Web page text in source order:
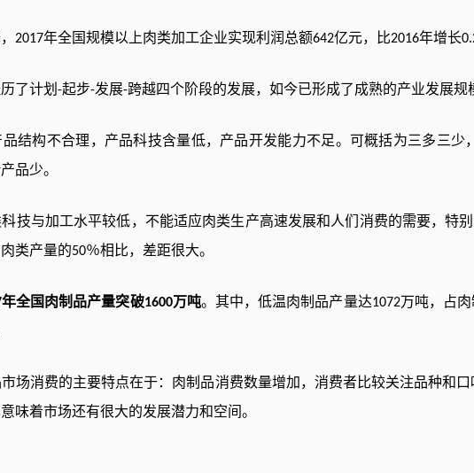
2017年全国规模以上肉类加工企业实现利润总额642亿元，比2016年增长
了计划-起步-发展-跨越四个阶段的发展，如今已形成了成熟的产业发展规
结构不合理，产品科技含量低，产品开发能力不足。可概括为三多三
品少。
技与加工水平较低，不能适应肉类生产高速发展和人们消费的需要，特
类产量的50％相比，差距很大。
年全国肉制品产量突破1600万吨。其中，低温肉制品产量达1072万吨，占
场消费的主要特点在于：肉制品消费数量增加，消费者比较关注品种和
味着市场还有很大的发展潜力和空间。